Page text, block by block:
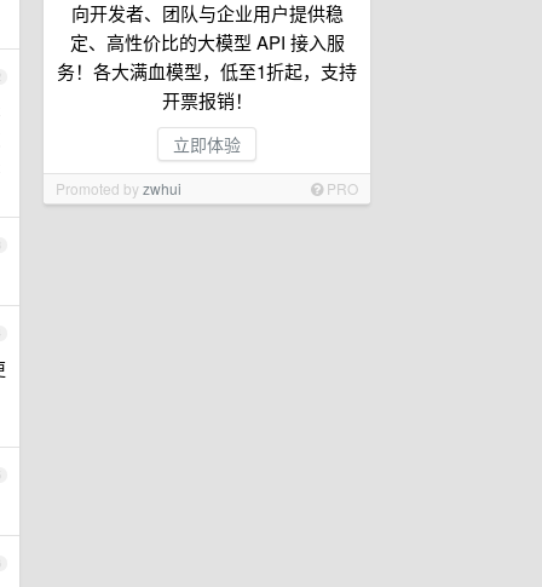
向开发者、团队与企业用户提供稳
定、高性价比的大模型 API 接入服
务！各大满血模型，低至1折起，支持
开票报销！
立即体验
Promoted byzwhui PRO